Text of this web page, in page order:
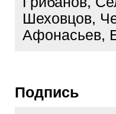
Шеховцов,
Афонасьев,
Подпись